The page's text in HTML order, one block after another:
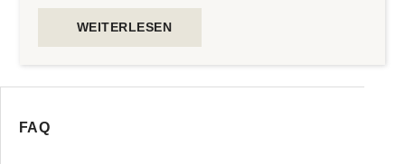
WEITERLESEN
FAQ